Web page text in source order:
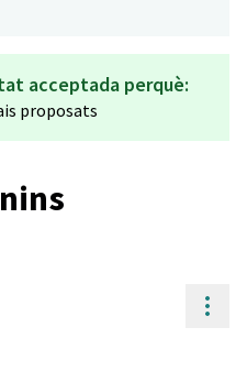
acceptada perquè:
proposats